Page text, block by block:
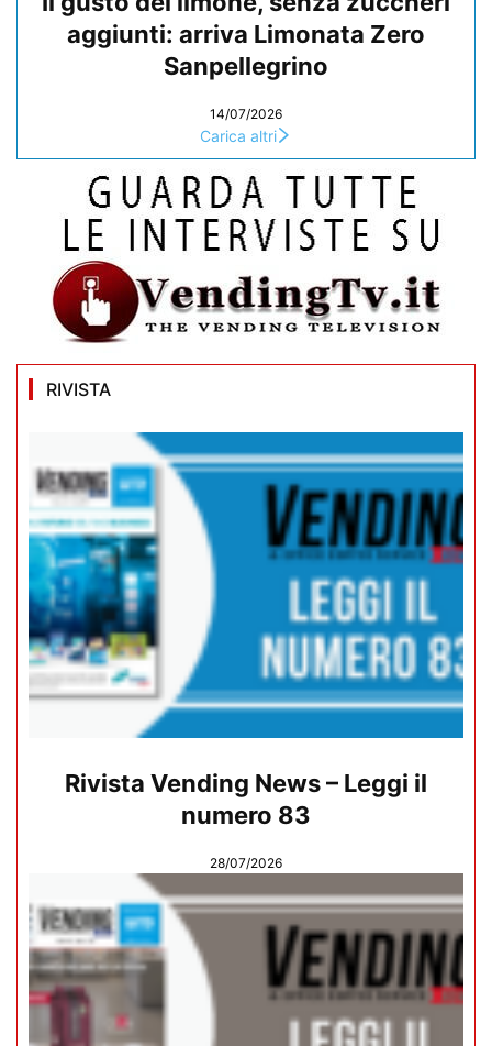
aggiunti: arriva Limonata Zero
Sanpellegrino
14/07/2026
Carica altri
RIVISTA
Rivista Vending News – Leggi il
numero 83
28/07/2026